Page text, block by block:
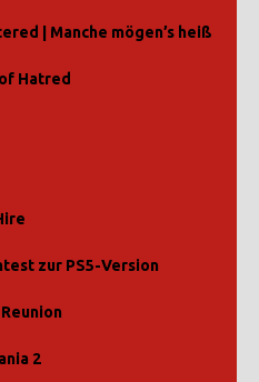
| Manche mögen’s heiß
Hatred
zur PS5-Version
2